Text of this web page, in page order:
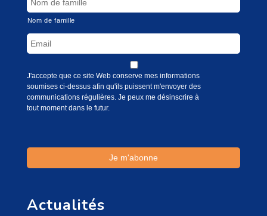
Nom de famille
J'accepte que ce site Web conserve mes informations
soumises ci-dessus afin qu'ils puissent m'envoyer des
communications régulières. Je peux me désinscrire à
tout moment dans le futur.
Actualités